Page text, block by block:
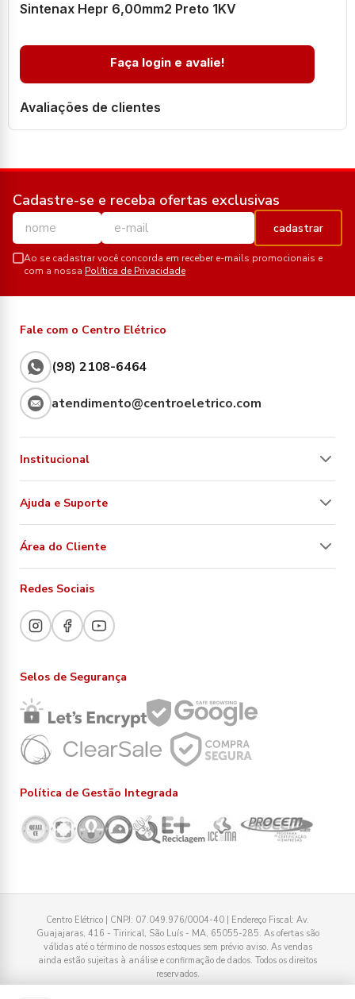
Sintenax Hepr 6,00mm2 Preto 1KV
Faça login e avalie!
Avaliações de clientes
Cadastre-se e receba ofertas exclusivas
cadastrar
Ao se cadastrar você concorda em receber e-mails promocionais e
com a nossa Política de Privacidade
Fale com o Centro Elétrico
(98) 2108-6464
atendimento@centroeletrico.com
Institucional
Ajuda e Suporte
Área do Cliente
Redes Sociais
Selos de Segurança
Política de Gestão Integrada
Centro Elétrico | CNPJ: 07.049.976/0004-40 | Endereço Fiscal: Av.
Guajajaras, 416 - Tirirical, São Luís - MA, 65055-285. As ofertas são
válidas até o término de nossos estoques sem prévio aviso. As vendas
ainda estão sujeitas à análise e confirmação de dados. Todos os direitos
reservados.